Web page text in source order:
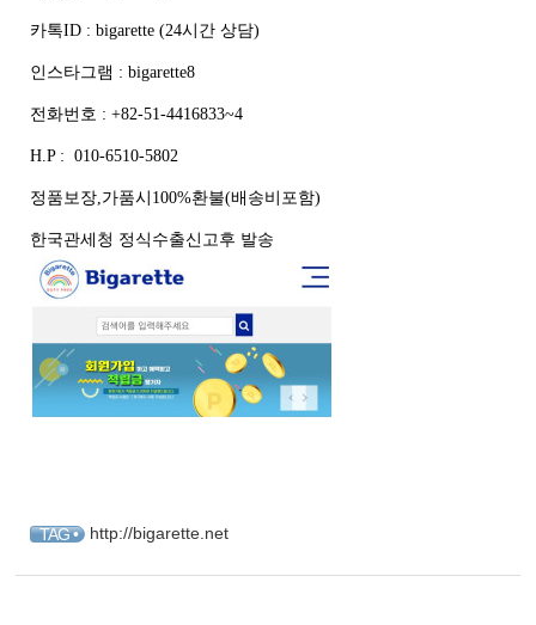
카톡ID : bigarette (24시간 상담)
인스타그램 : bigarette8
전화번호 : +82-51-4416833~4
H.P : 010-6510-5802
정품보장,가품시100%환불(배송비포함)
한국관세청 정식수출신고후 발송
TAG • http://bigarette.net